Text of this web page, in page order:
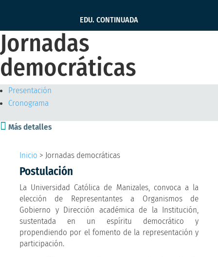
EDU. CONTINUADA
Jornadas
democráticas
Presentación
Cronograma
 Más detalles
Inicio > Jornadas democráticas
Postulación
La Universidad Católica de Manizales, convoca a la
elección de Representantes a Organismos de
Gobierno y Dirección académica de la Institución,
sustentada en un espíritu democrático y
propendiendo por el fomento de la representación y
participación.